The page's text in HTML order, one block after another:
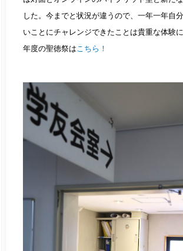
した。今までと状況が違うので、一年一年自
いことにチャレンジできたことは貴重な体験
年度の聖徳祭はこちら！